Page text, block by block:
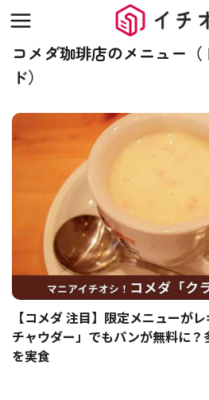
コメダ珈琲店のメニュー
ド）
【コメダ 注目】限定メニューが
チャウダー」でもパンが無料に
を実食